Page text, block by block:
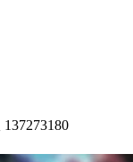
137273180